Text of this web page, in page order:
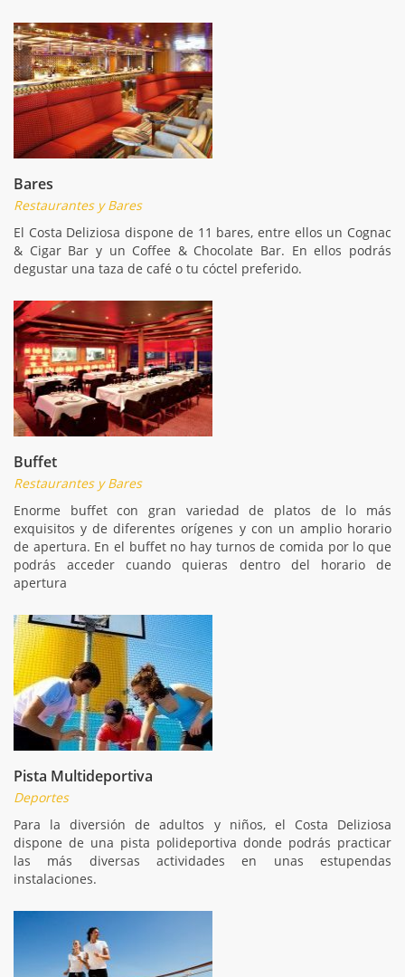
Bares
Restaurantes y Bares
El Costa Deliziosa dispone de 11 bares, entre ellos un Cognac
& Cigar Bar y un Coffee & Chocolate Bar. En ellos podrás
degustar una taza de café o tu cóctel preferido.
Buffet
Restaurantes y Bares
Enorme buffet con gran variedad de platos de lo más
exquisitos y de diferentes orígenes y con un amplio horario
de apertura. En el buffet no hay turnos de comida por lo que
podrás acceder cuando quieras dentro del horario de
apertura
Pista Multideportiva
Deportes
Para la diversión de adultos y niños, el Costa Deliziosa
dispone de una pista polideportiva donde podrás practicar
las más diversas actividades en unas estupendas
instalaciones.